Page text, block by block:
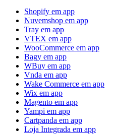
Shopify em app
Nuvemshop em app
Tray em app
VTEX em app
WooCommerce em app
Bagy em app
WBuy em app
Vnda em app
Wake Commerce em app
Wix em app
Magento em app
Yampi em app
Cartpanda em app
Loja Integrada em app